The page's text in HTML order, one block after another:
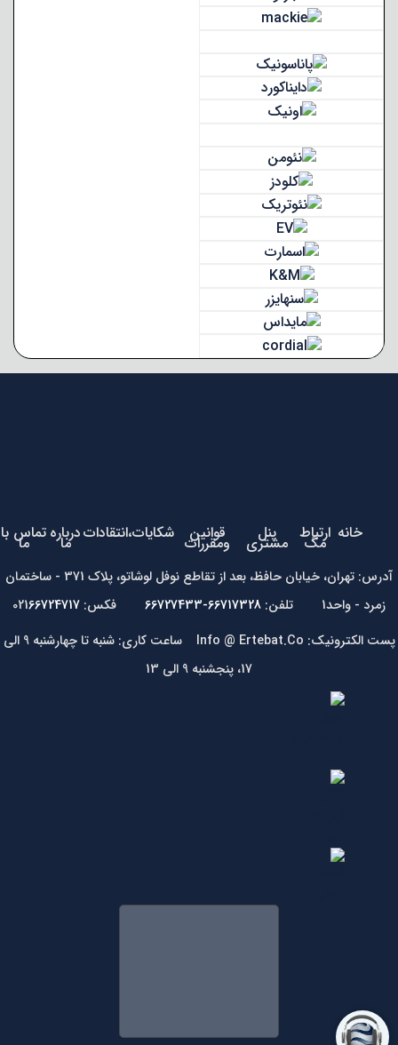
خانه ارتباط
مگ پنل
مشتری قوانین
ومقررات شکایات،انتقاداتدرباره
ما تماس با
ما
آدرس: تهران، خیابان حافظ، بعد از تقاطع نوفل لوشاتو، پلاک 371 - ساختمان
زمرد - واحد1 تلفن:
66717328-66727433 فکس: 021 66724717
پست الکترونیک: Info @ Ertebat.Co ساعت کاری: شنبه تا چهارشنبه 9 الی
17، پنجشنبه 9 الی 13